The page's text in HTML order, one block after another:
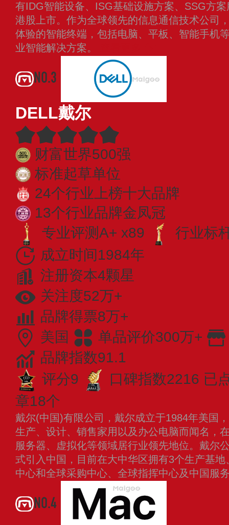
有IDG智能设备、ISG基础设施方案、SSG方
港股上市。作为全球领先的信息通信技术公司
体验的智能终端，包括电脑、平板、智能手机
业智能解决方案。
NO.3
DELL戴尔
财富世界500强
标准起草单位
24个行业上榜十大品牌
13个行业品牌金凤冠
专业评测A+ x89
行业标
成立时间1984年
注册资本4颗星
关注度52万+
品牌得票8万+
美国
单品评价300万+
品牌指数91.1
评分9
口碑指数2216 已
章18个
戴尔(中国)有限公司，戴尔成立于1984年美国
生产、设计、销售家用以及办公电脑而闻名，
服务器、虚拟化等领域居行业领先地位。戴尔
式引入中国，目前在大中华区拥有3个生产基
中心和全球采购中心、全球指挥中心及中国服
NO.4